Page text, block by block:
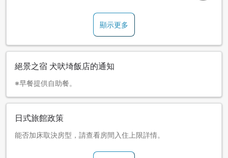
顯示更多
絕景之宿 犬吠埼飯店的通知
※早餐提供自助餐。
日式旅館政策
能否加床取決房型，請查看房間入住上限詳情。